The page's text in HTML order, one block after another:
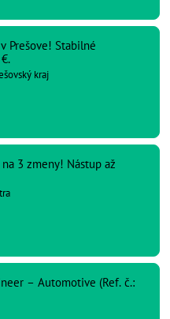
Prešove! Stabilné
kraj
3 zmeny! Nástup až
– Automotive (Ref. č.: